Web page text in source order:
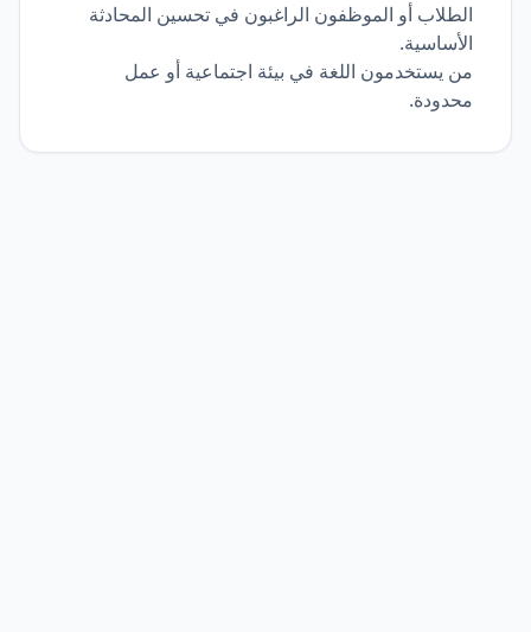
الطلاب أو الموظفون الراغبون في تحسين المحادثة
الأساسية.
من يستخدمون اللغة في بيئة اجتماعية أو عمل
محدودة.